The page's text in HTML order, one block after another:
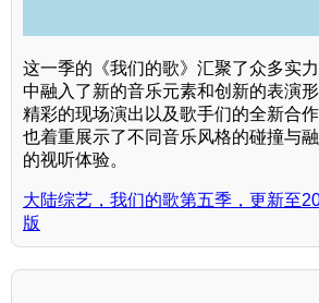
这一季的《我们的歌》汇聚了众多实
中融入了新的音乐元素和创新的表演
精彩的现场演出以及歌手们的全新合
也着重展示了不同音乐风格的碰撞与
的视听体验。
大陆综艺，我们的歌第五季，更新至
版